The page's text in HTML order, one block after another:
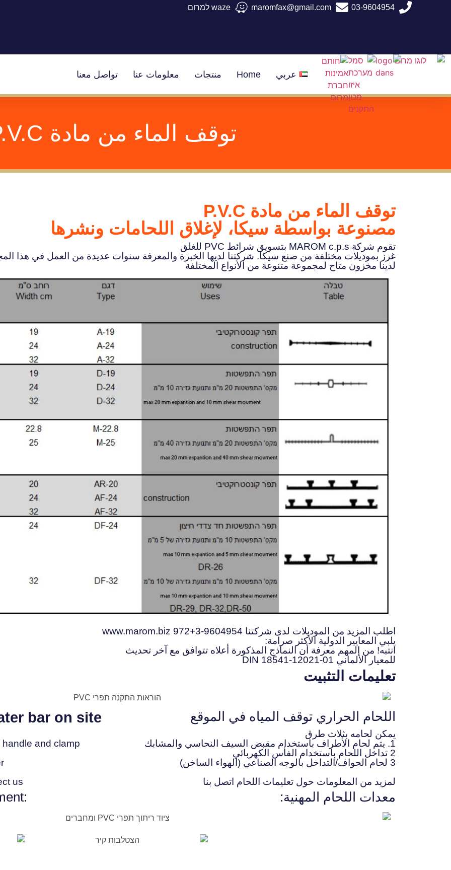
03-9604954
maromfax@gmail.com waze למרום
عربي Home منتجات معلومات عنا تواصل معنا
توقف الماء من مادة P.V.C
توقف الماء من مادة P.V.C
مصنوعة بواسطة سيكا، لإغلاق اللحامات ونشرها
تقوم شركة MAROM c.p.s بتسويق شرائط PVC للغلق
غرز بموديلات مختلفة من صنع سيكا. شركتنا لديها الخبرة والمعرفة سنوات عديدة من العمل في هذا
لدينا مخزون متاح لمجموعة متنوعة من الأنواع المختلفة
اطلب المزيد من الموديلات لدى شركتنا www.marom.biz 972+3-9604954
يلبي المعايير الدولية الأكثر صرامة:
انتبه! من المهم معرفة أن النماذج المذكورة أعلاه تتوافق مع آخر تحديث
للمعيار الألماني DIN 18541-12021-01
تعليمات التثبيت
اللحام الحراري توقف المياه في الموقع bar on site
يمكن لحامه بثلاث طرق
1. يتم لحام الأطراف باستخدام مقبض السيف النحاسي والمشابك
2 تداخل اللحام باستخدام الفأس الكهربائي
3 لحام الحواف/التداخل بالوجه الصناعي (الهواء الساخن)
لمزيد من المعلومات حول تعليمات اللحام اتصل بنا
and clamp
us
معدات اللحام المهنية: :Professional weling Equipment